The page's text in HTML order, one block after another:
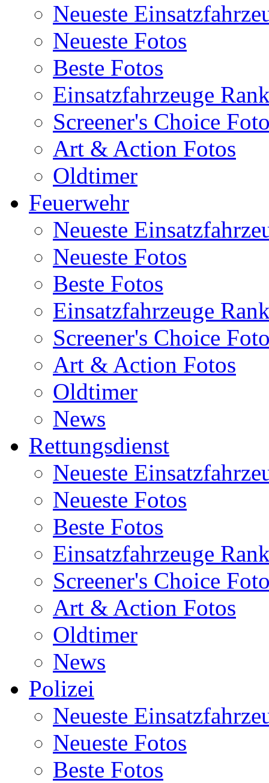
Neueste
Neueste Fotos
Beste Fotos
Einsatzfahrzeuge
Screener's Choice
Art & Action Fotos
Oldtimer
Feuerwehr
Neueste
Neueste Fotos
Beste Fotos
Einsatzfahrzeuge
Screener's Choice
Art & Action Fotos
Oldtimer
News
Rettungsdienst
Neueste
Neueste Fotos
Beste Fotos
Einsatzfahrzeuge
Screener's Choice
Art & Action Fotos
Oldtimer
News
Polizei
Neueste
Neueste Fotos
Beste Fotos